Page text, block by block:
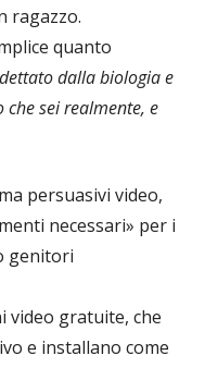
ragazzo.
quanto
dalla biologia e
sei realmente, e
persuasivi video,
necessari» per i
genitori
video gratuite, che
e installano come